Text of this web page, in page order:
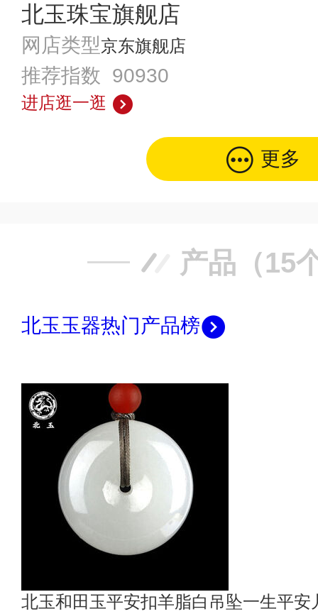
北玉珠宝旗舰店
网店类型京东旗舰店
推荐指数 90930
进店逛一逛
更多
产品（15
北玉玉器热门产品榜
北玉和田玉平安扣羊脂白吊坠一生平